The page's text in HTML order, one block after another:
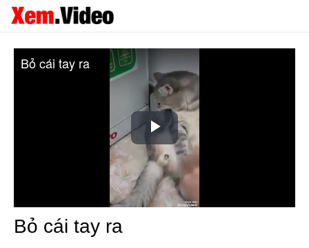
Play
Video
Bỏ cái tay ra
Bỏ cái tay ra